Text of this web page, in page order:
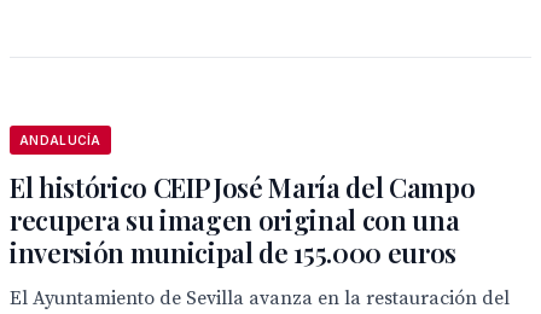
ANDALUCÍA
El histórico CEIP José María del Campo
recupera su imagen original con una
inversión municipal de 155.000 euros
El Ayuntamiento de Sevilla avanza en la restauración del